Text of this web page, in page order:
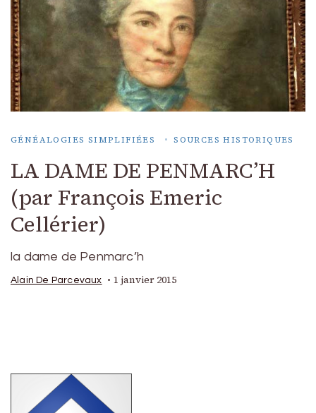
GÉNÉALOGIES SIMPLIFIÉES SOURCES HISTORIQUES
LA DAME DE PENMARC’H
(par François Emeric
Cellérier)
la dame de Penmarc’h
Alain De Parcevaux 1 janvier 2015